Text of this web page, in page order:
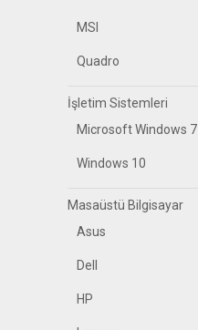
MSI
Quadro
İşletim Sistemleri
Microsoft Windows 7
Windows 10
Masaüstü Bilgisayar
Asus
Dell
HP